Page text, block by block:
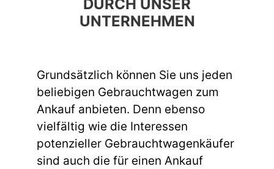
DURCH UNSER
UNTERNEHMEN
Grundsätzlich können Sie uns jeden
beliebigen Gebrauchtwagen zum
Ankauf anbieten. Denn ebenso
vielfältig wie die Interessen
potenzieller Gebrauchtwagenkäufer
sind auch die für einen Ankauf